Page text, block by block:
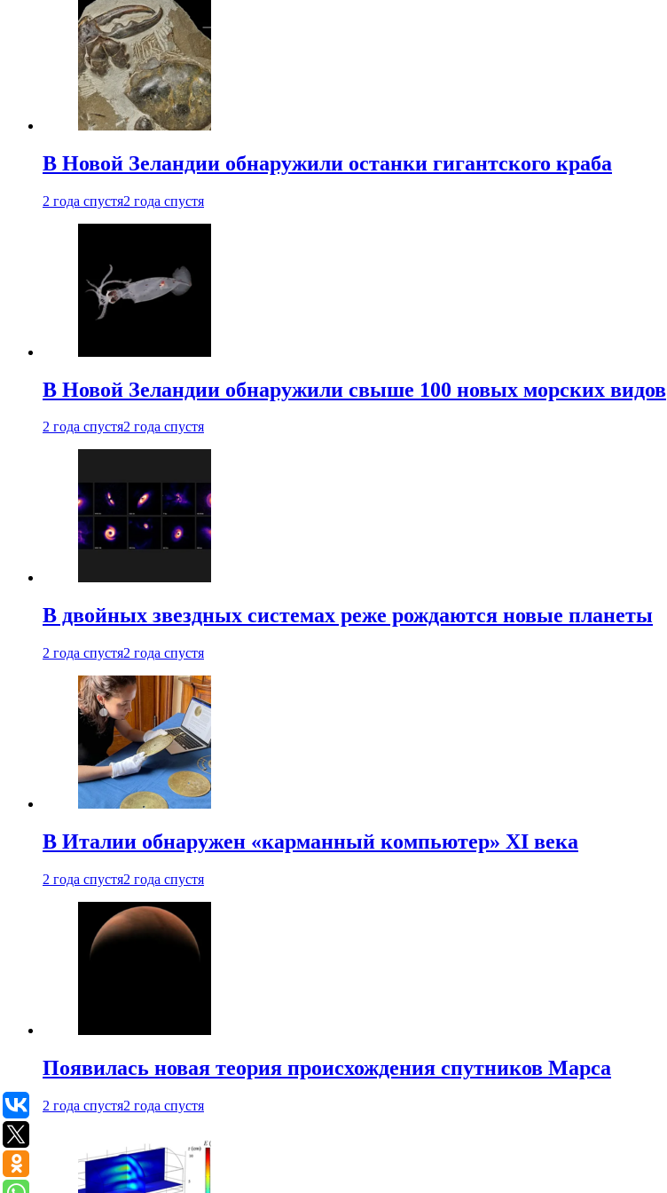
В Новой Зеландии обнаружили останки гигантского краба
2 года спустя2 года спустя
В Новой Зеландии обнаружили свыше 100 новых морских видов
2 года спустя2 года спустя
В двойных звездных системах реже рождаются новые планеты
2 года спустя2 года спустя
В Италии обнаружен «карманный компьютер» XI века
2 года спустя2 года спустя
Появилась новая теория происхождения спутников Марса
2 года спустя2 года спустя